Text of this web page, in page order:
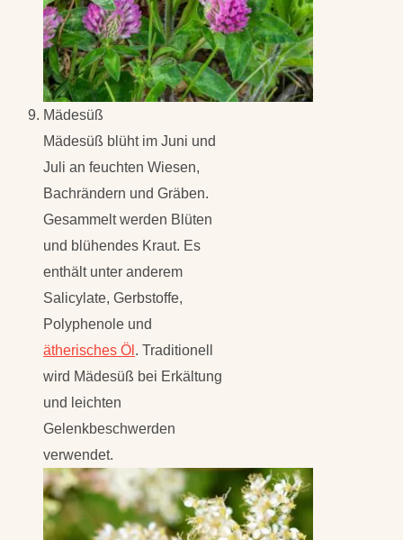
Mädesüß
Mädesüß blüht im Juni und
Juli an feuchten Wiesen,
Bachrändern und Gräben.
Gesammelt werden Blüten
und blühendes Kraut. Es
enthält unter anderem
Salicylate, Gerbstoffe,
Polyphenole und
ätherisches Öl . Traditionell
wird Mädesüß bei Erkältung
und leichten
Gelenkbeschwerden
verwendet.